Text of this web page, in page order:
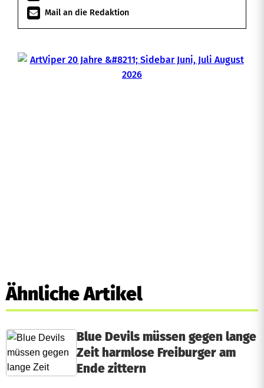
Mail an die Redaktion
Ähnliche Artikel
Blue Devils müssen gegen lange
Zeit harmlose Freiburger am
Ende zittern